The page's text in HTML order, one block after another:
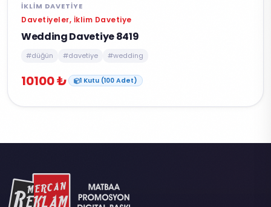
İKLIM DAVETIYE
Davetiyeler, İklim Davetiye
Wedding Davetiye 8419
#düğün #davetiye #wedding
10100 ₺ 1 Kutu (100 Adet)